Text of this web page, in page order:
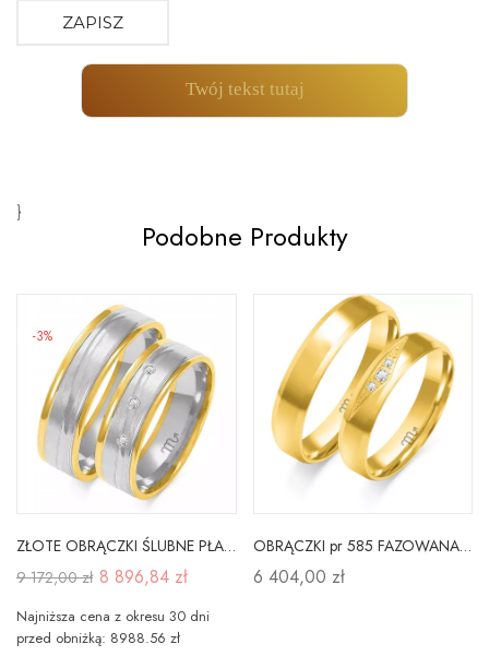
ZAPISZ
Twój tekst tutaj
}
Podobne Produkty
-3%
ZŁOTE OBRĄCZKI ŚLUBNE PŁASKIE 6mm CYRKONIE A-218
9 172,00 zł 8 896,84 zł
Najniższa cena z okresu 30 dni
przed obniżką: 8988.56 zł
OBRĄCZKI pr 585 FAZOWANA BRYLANT CYRKONIA GRAWER
6 404,00 zł